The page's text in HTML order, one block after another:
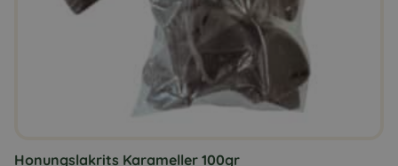
Honungslakrits Karameller 100gr